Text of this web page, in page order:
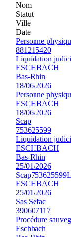
Nom
Statut
Ville
Date
Personne
881215420
Liquidation
ESCHBACH
Bas-Rhin
18/06/2026
Personne
ESCHBACH
18/06/2026
Scap
753625599
Liquidation
ESCHBACH
Bas-Rhin
25/01/2026
Scap753625599
ESCHBACH
25/01/2026
Sas Sefac
390607117
Procédure
Eschbach